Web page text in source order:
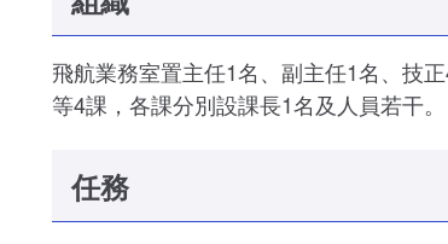
飛航業務室置主任1名、副主任1名、技
等4課，各課分別設課長1名及人員若干。
任務